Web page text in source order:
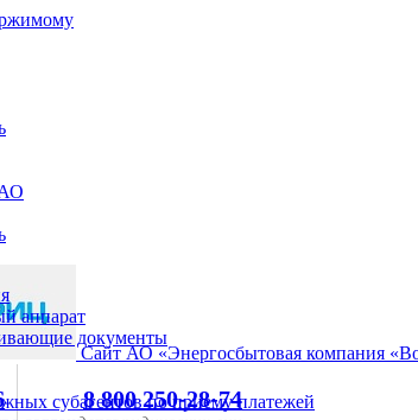
Сайт АО «Энергосбытовая компания
8 800 250-28-74
аппарат
документы
субагентов по приему платежей